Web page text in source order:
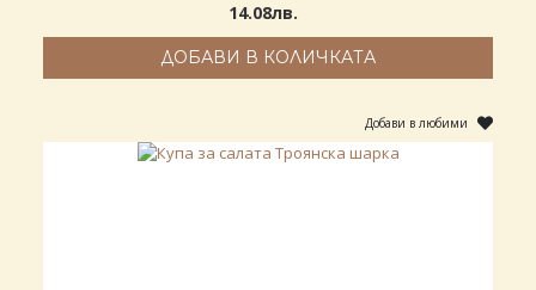
14.08лв.
ДОБАВИ В КОЛИЧКАТА
Добави в любими